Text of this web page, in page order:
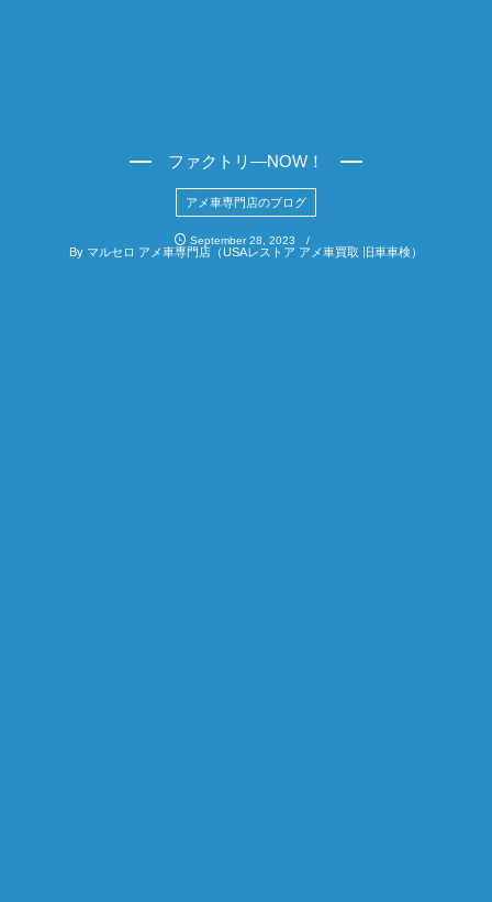
ファクトリ―NOW！
アメ車専門店のブログ
September 28 2023
By マルセロ アメ車専門店（USAレストア アメ車買取 旧車車検）